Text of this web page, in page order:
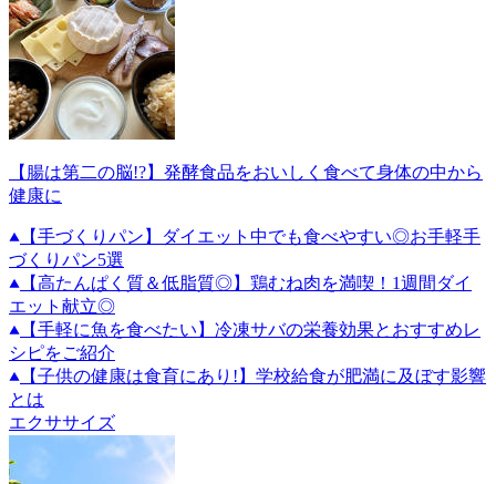
【腸は第二の脳!?】発酵食品をおいしく食べて身体の中から
健康に
【手づくりパン】ダイエット中でも食べやすい◎お手軽手
づくりパン5選
【高たんぱく質＆低脂質◎】鶏むね肉を満喫！1週間ダイ
エット献立◎
【手軽に魚を食べたい】冷凍サバの栄養効果とおすすめレ
シピをご紹介
【子供の健康は食育にあり!】学校給食が肥満に及ぼす影響
とは
エクササイズ